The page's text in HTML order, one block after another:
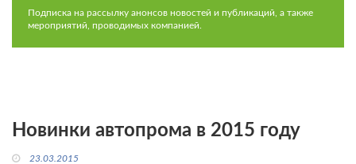
Подписка на рассылку анонсов новостей и публикаций, а также
мероприятий, проводимых компанией.
Новинки автопрома в 2015 году
23.03.2015